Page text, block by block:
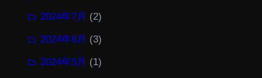
2024年7月 (2)
2024年6月 (3)
2024年5月 (1)